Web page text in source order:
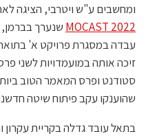
ומחשבים ע"ש ויטרבי, הציגה
MOCAST 2022 שנערך
עבדה במסגרת פרויקט א'
זיכה אותה במועמדויות לשני
סטודנט ופרס המאמר הטוב
שהוענקו עקב פיתוח שיטה
בתאל עובד גדלה בקריית עקרון